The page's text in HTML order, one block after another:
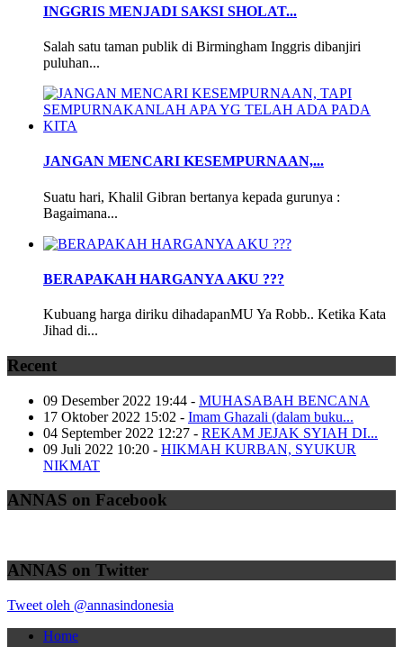
INGGRIS MENJADI SAKSI SHOLAT...
Salah satu taman publik di Birmingham Inggris dibanjiri
puluhan...
JANGAN MENCARI KESEMPURNAAN,...
Suatu hari, Khalil Gibran bertanya kepada gurunya :
Bagaimana...
BERAPAKAH HARGANYA AKU ???
Kubuang harga diriku dihadapanMU Ya Robb.. Ketika Kata
Jihad di...
Recent
09 Desember 2022 19:44 - MUHASABAH BENCANA
17 Oktober 2022 15:02 - Imam Ghazali (dalam buku...
04 September 2022 12:27 - REKAM JEJAK SYIAH DI...
09 Juli 2022 10:20 - HIKMAH KURBAN, SYUKUR
NIKMAT
ANNAS on Facebook
ANNAS on Twitter
Tweet oleh @annasindonesia
Home